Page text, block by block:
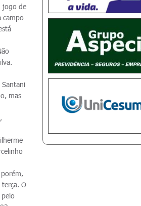
jogo de
campo
mas
porém,
O